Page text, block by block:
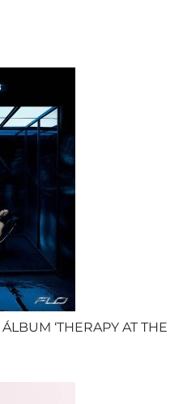
‘THERAPY AT THE